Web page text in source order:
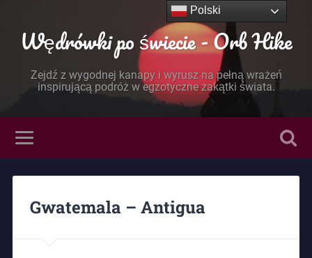
Wędrówki po świecie - Orb Hike
Zejdź z wygodnej kanapy i wyrusz na pełną wrażeń
inspirującą podróż w egzotyczne zakątki świata.
Gwatemala – Antigua
Polski